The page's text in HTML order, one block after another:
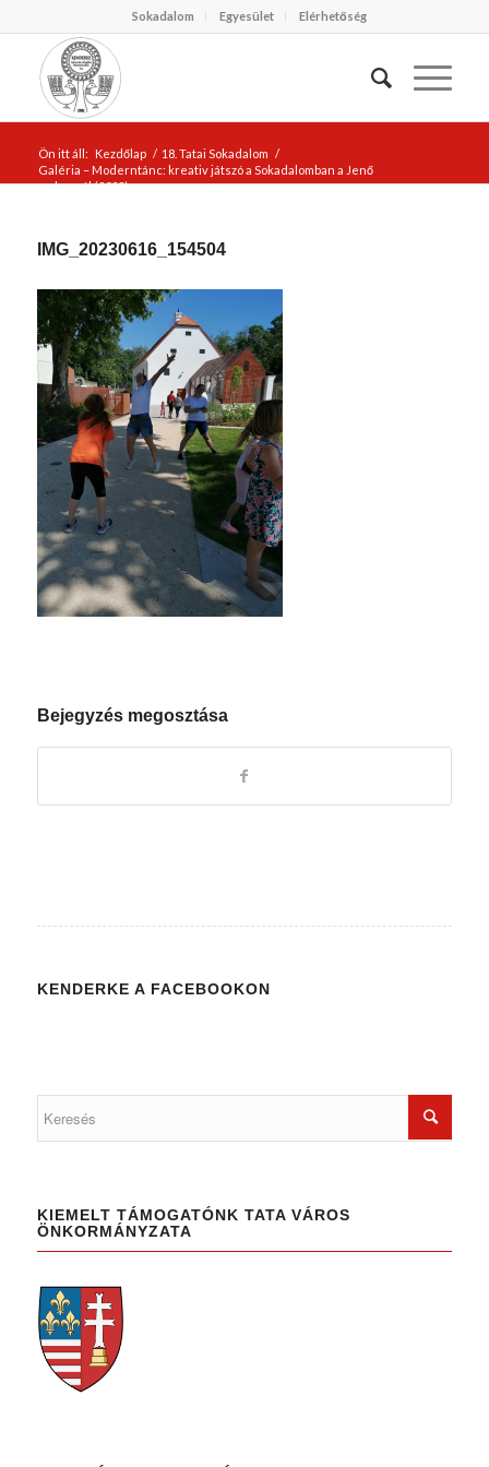
Sokadalom Egyesület Elérhetőség
Ön itt áll: Kezdőlap / 18. Tatai Sokadalom /
Galéria – Moderntánc: kreativ játszó a Sokadalomban a Jenő
malomnál (2023)
IMG_20230616_154504
Bejegyzés megosztása
KENDERKE A FACEBOOKON
KIEMELT TÁMOGATÓNK TATA VÁROS
ÖNKORMÁNYZATA